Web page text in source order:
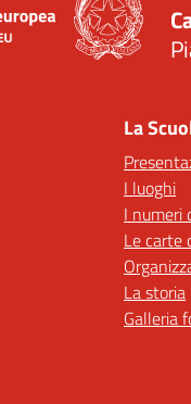
La
I luoghi
I numeri
Le carte
La storia
Galleria